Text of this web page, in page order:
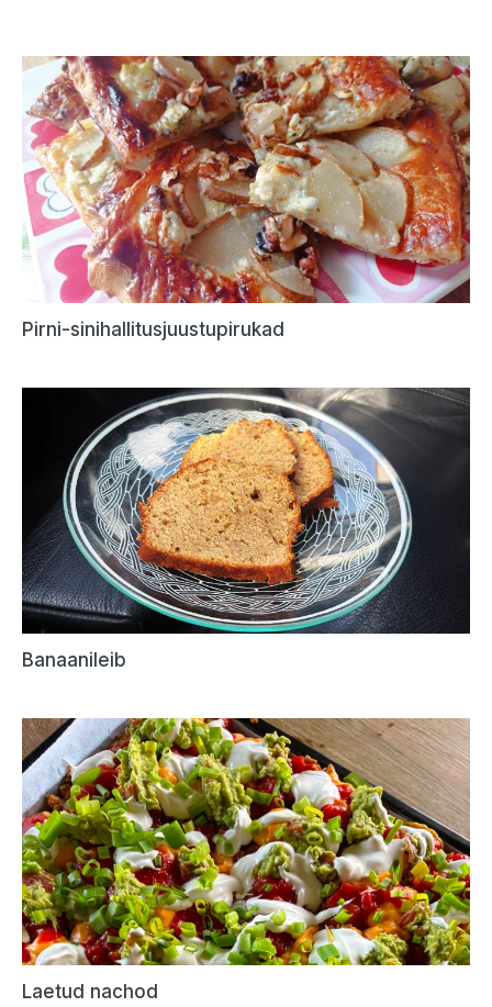
Pirni-sinihallitusjuustupirukad
Banaanileib
Laetud nachod